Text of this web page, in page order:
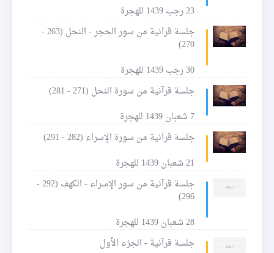
23 رجب 1439 للهجرة
جلسة قرآنية من سور الحجر - النحل (263 -
270)
30 رجب 1439 للهجرة
جلسة قرآنية من سورة النحل (271 - 281)
7 شعبان 1439 للهجرة
جلسة قرآنية من سورة الإسراء (282 - 291)
21 شعبان 1439 للهجرة
جلسة قرآنية من سور الإسراء - الكهف (292 -
296)
28 شعبان 1439 للهجرة
جلسة قرآنية - الجزء الأول